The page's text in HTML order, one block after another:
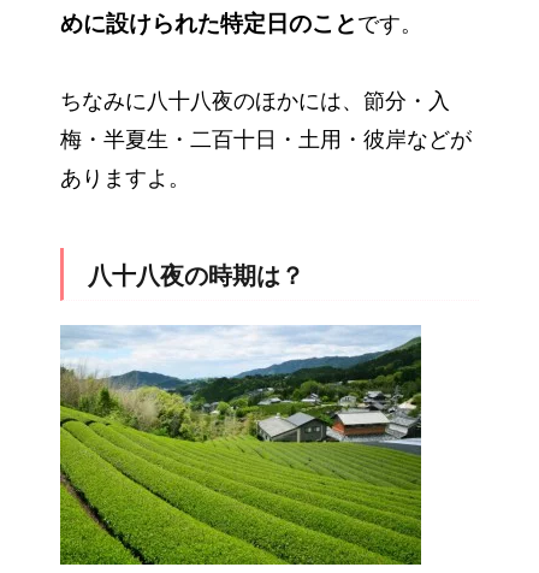
めに設けられた特定日のこと です。
ちなみに八十八夜のほかには、節分・入
梅・半夏生・二百十日・土用・彼岸などが
ありますよ。
八十八夜の時期は？